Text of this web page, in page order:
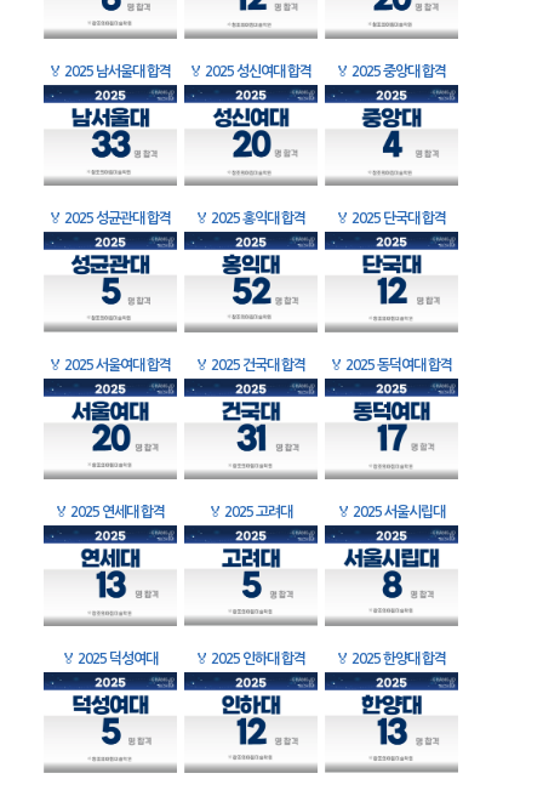
🏅 2025 남서울대 합격 🏅 2025 성신여대 합격 🏅 2025 중앙대 합격
🏅 2025 성균관대 합격 🏅 2025 홍익대 합격 🏅 2025 단국대 합격
🏅 2025 서울여대 합격 🏅 2025 건국대 합격 🏅 2025 동덕여대 합격
🏅 2025 연세대 합격 🏅 2025 고려대 🏅 2025 서울시립대
🏅 2025 덕성여대 🏅 2025 인하대 합격 🏅 2025 한양대 합격